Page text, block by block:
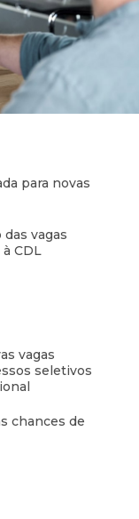
para novas
vagas
CDL
vagas
seletivos
chances de